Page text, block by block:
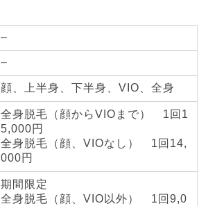
–
–
顔、上半身、下半身、VIO、全身
全身脱毛（顔からVIOまで） 1回1
5,000円
全身脱毛（顔、VIOなし） 1回14,
000円
期間限定
全身脱毛（顔、VIO以外） 1回9,0